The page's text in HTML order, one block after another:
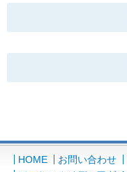
HOME お問い合わせ